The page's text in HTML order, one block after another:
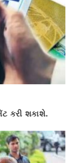
કરી શકાશે.